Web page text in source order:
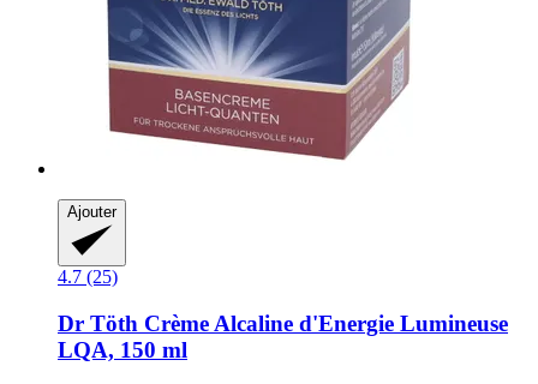
Ajouter
4.7 (25)
Dr Töth Crème Alcaline d'Energie Lumineuse
LQA, 150 ml